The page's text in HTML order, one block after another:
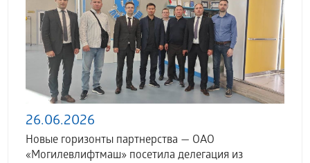
26.06.2026
Новые горизонты партнерства — ОАО
«Могилевлифтмаш» посетила делегация из